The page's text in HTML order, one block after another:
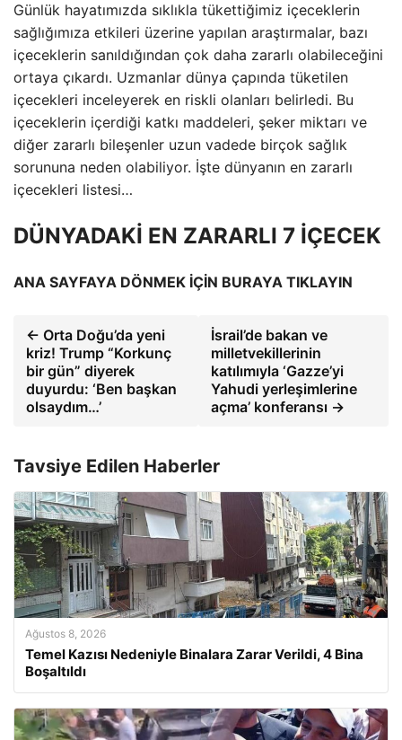
Günlük hayatımızda sıklıkla tükettiğimiz içeceklerin
sağlığımıza etkileri üzerine yapılan araştırmalar, bazı
içeceklerin sanıldığından çok daha zararlı olabileceğini
ortaya çıkardı. Uzmanlar dünya çapında tüketilen
içecekleri inceleyerek en riskli olanları belirledi. Bu
içeceklerin içerdiği katkı maddeleri, şeker miktarı ve
diğer zararlı bileşenler uzun vadede birçok sağlık
sorununa neden olabiliyor. İşte dünyanın en zararlı
içecekleri listesi…
DÜNYADAKİ EN ZARARLI 7 İÇECEK
ANA SAYFAYA DÖNMEK İÇİN BURAYA TIKLAYIN
← Orta Doğu’da yeni
kriz! Trump “Korkunç
bir gün” diyerek
duyurdu: ‘Ben başkan
olsaydım…’
İsrail’de bakan ve
milletvekillerinin
katılımıyla ‘Gazze’yi
Yahudi yerleşimlerine
açma’ konferansı →
Tavsiye Edilen Haberler
Ağustos 8, 2026
Temel Kazısı Nedeniyle Binalara Zarar Verildi, 4 Bina
Boşaltıldı